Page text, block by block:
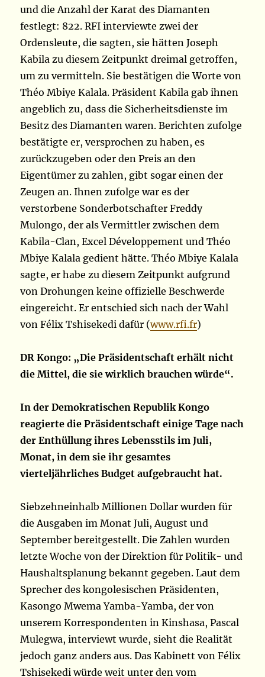
und die Anzahl der Karat des Diamanten
festlegt: 822. RFI interviewte zwei der
Ordensleute, die sagten, sie hätten Joseph
Kabila zu diesem Zeitpunkt dreimal getroffen,
um zu vermitteln. Sie bestätigen die Worte von
Théo Mbiye Kalala. Präsident Kabila gab ihnen
angeblich zu, dass die Sicherheitsdienste im
Besitz des Diamanten waren. Berichten zufolge
bestätigte er, versprochen zu haben, es
zurückzugeben oder den Preis an den
Eigentümer zu zahlen, gibt sogar einen der
Zeugen an. Ihnen zufolge war es der
verstorbene Sonderbotschafter Freddy
Mulongo, der als Vermittler zwischen dem
Kabila-Clan, Excel Développement und Théo
Mbiye Kalala gedient hätte. Théo Mbiye Kalala
sagte, er habe zu diesem Zeitpunkt aufgrund
von Drohungen keine offizielle Beschwerde
eingereicht. Er entschied sich nach der Wahl
von Félix Tshisekedi dafür (www.rfi.fr)
DR Kongo: „Die Präsidentschaft erhält nicht
die Mittel, die sie wirklich brauchen würde“.
In der Demokratischen Republik Kongo
reagierte die Präsidentschaft einige Tage nach
der Enthüllung ihres Lebensstils im Juli,
Monat, in dem sie ihr gesamtes
vierteljährliches Budget aufgebraucht hat.
Siebzehneinhalb Millionen Dollar wurden für
die Ausgaben im Monat Juli, August und
September bereitgestellt. Die Zahlen wurden
letzte Woche von der Direktion für Politik- und
Haushaltsplanung bekannt gegeben. Laut dem
Sprecher des kongolesischen Präsidenten,
Kasongo Mwema Yamba-Yamba, der von
unserem Korrespondenten in Kinshasa, Pascal
Mulegwa, interviewt wurde, sieht die Realität
jedoch ganz anders aus. Das Kabinett von Félix
Tshisekedi würde weit unter den vom